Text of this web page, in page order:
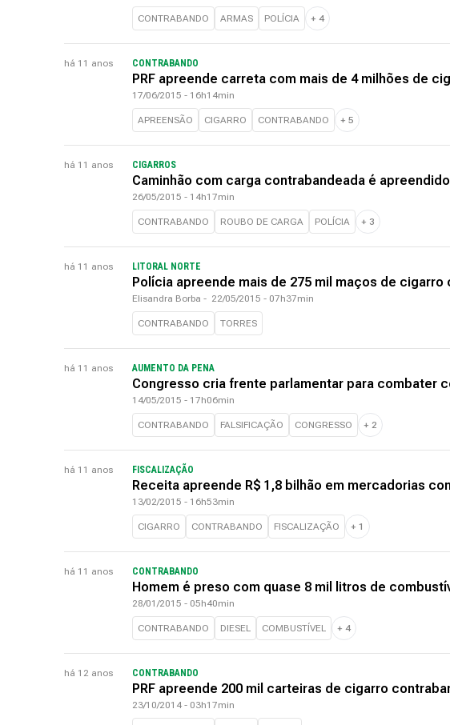
CONTRABANDO ARMAS POLÍCIA + 4
há 11 anos CONTRABANDO
PRF apreende carreta com mais de 4 milhões de
17/06/2015 - 16h14min
APREENSÃO CIGARRO CONTRABANDO + 5
há 11 anos CIGARROS
Caminhão com carga contrabandeada é
26/05/2015 - 14h17min
CONTRABANDO ROUBO DE CARGA POLÍCIA + 3
há 11 anos LITORAL NORTE
Polícia apreende mais de 275 mil maços de
Elisandra Borba - 22/05/2015 - 07h37min
CONTRABANDO TORRES
há 11 anos AUMENTO DA PENA
Congresso cria frente parlamentar para combater
14/05/2015 - 17h06min
CONTRABANDO FALSIFICAÇÃO CONGRESSO + 2
há 11 anos FISCALIZAÇÃO
Receita apreende R$ 1,8 bilhão em mercadorias
13/02/2015 - 16h53min
CIGARRO CONTRABANDO FISCALIZAÇÃO + 1
há 11 anos CONTRABANDO
Homem é preso com quase 8 mil litros de
28/01/2015 - 05h40min
CONTRABANDO DIESEL COMBUSTÍVEL + 4
há 12 anos CONTRABANDO
PRF apreende 200 mil carteiras de cigarro
23/10/2014 - 03h17min